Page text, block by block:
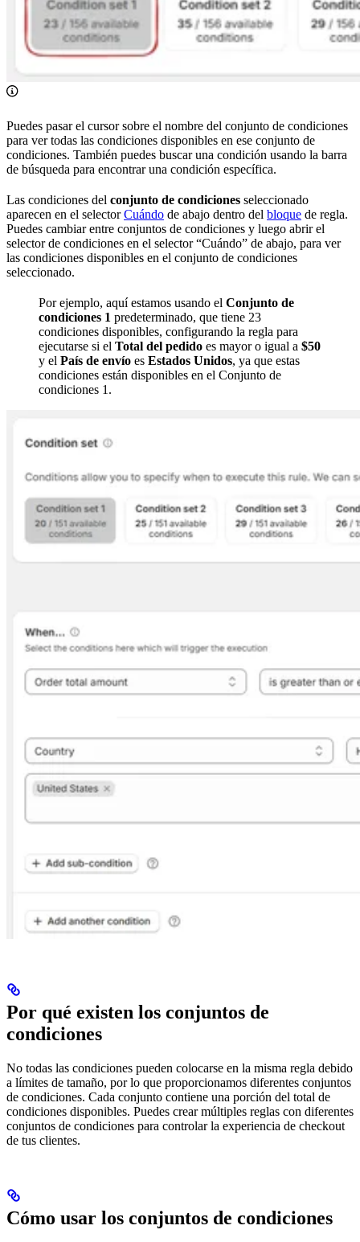
Puedes pasar el cursor sobre el nombre del conjunto de condiciones
para ver todas las condiciones disponibles en ese conjunto de
condiciones. También puedes buscar una condición usando la barra
de búsqueda para encontrar una condición específica.
Las condiciones del conjunto de condiciones seleccionado
aparecen en el selectorCuándo de abajo dentro del bloque de regla.
Puedes cambiar entre conjuntos de condiciones y luego abrir el
selector de condiciones en el selector “Cuándo” de abajo, para ver
las condiciones disponibles en el conjunto de condiciones
seleccionado.
Por ejemplo, aquí estamos usando el Conjunto de
condiciones 1 predeterminado, que tiene 23
condiciones disponibles, configurando la regla para
ejecutarse si el Total del pedido es mayor o igual a $50
y el País de envío es Estados Unidos, ya que estas
condiciones están disponibles en el Conjunto de
condiciones 1.
Por qué existen los conjuntos de
condiciones
No todas las condiciones pueden colocarse en la misma regla debido
a límites de tamaño, por lo que proporcionamos diferentes conjuntos
de condiciones. Cada conjunto contiene una porción del total de
condiciones disponibles. Puedes crear múltiples reglas con diferentes
conjuntos de condiciones para controlar la experiencia de checkout
de tus clientes.
Cómo usar los conjuntos de condiciones